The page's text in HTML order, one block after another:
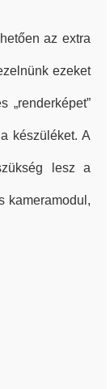
az extra
ezeket
„renderképet”
készüléket. A
lesz a
kameramodul,